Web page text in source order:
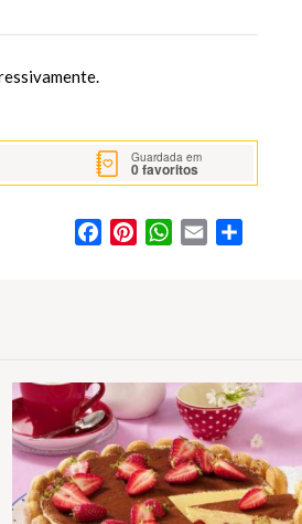
Guardada em
0favoritos
FacebookPinterestWhatsApp
Email